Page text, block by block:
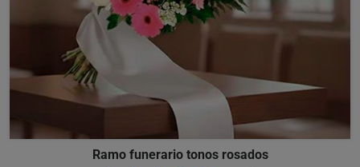
Ramo funerario tonos rosados